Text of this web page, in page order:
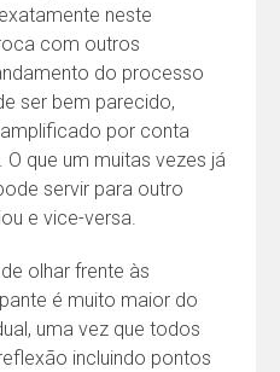
neste
com outros
do processo
ser bem parecido,
por conta
que um muitas vezes já
servir para outro
e vice-versa.
olhar frente às
é muito maior do
uma vez que todos
incluindo pontos